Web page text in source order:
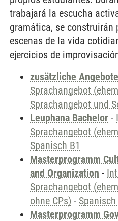
trabajará la escucha
gramática, se construirán
escenas de la vida
ejercicios de
zusätzliche Angebote
Sprachangebot
Sprachangebot und
Leuphana Bachelor -
Sprachangebot
Spanisch B1
Masterprogramm
and Organization -
Sprachangebot
ohne CPs) - Spanisch
Masterprogramm